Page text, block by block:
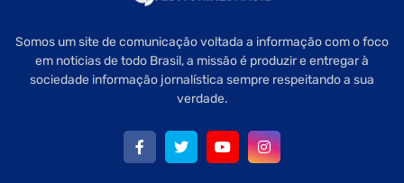
Somos um site de comunicação voltada a informação com o foco
em noticias de todo Brasil, a missão é produzir e entregar à
sociedade informação jornalística sempre respeitando a sua
verdade.